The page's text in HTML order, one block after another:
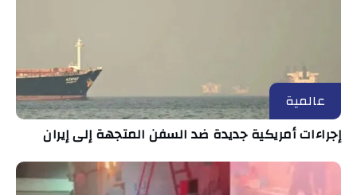
عالمية
إجراءات أمريكية جديدة ضد السفن المتجهة إلى إيران